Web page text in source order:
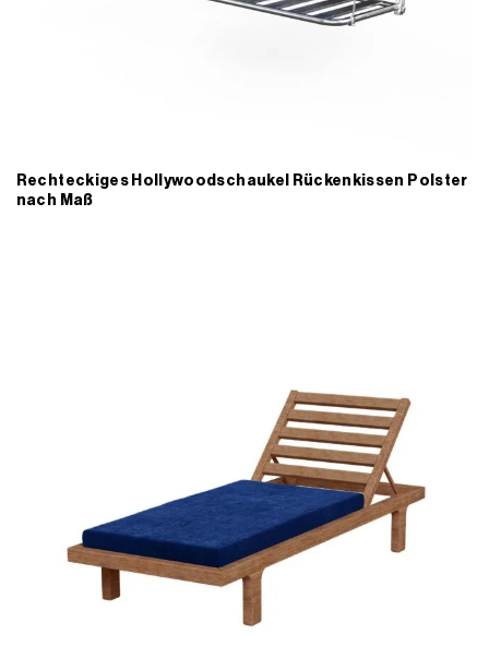
Rechteckiges Hollywoodschaukel Rückenkissen Polster
nach Maß